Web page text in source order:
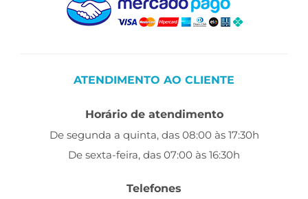
ATENDIMENTO AO CLIENTE
Horário de atendimento
De segunda a quinta, das 08:00 às 17:30h
De sexta-feira, das 07:00 às 16:30h
Telefones